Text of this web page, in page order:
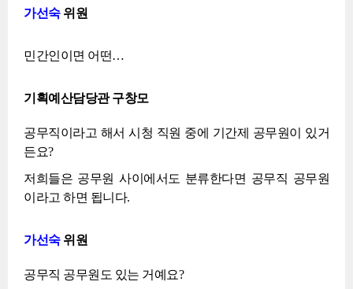
가선숙위원
민간인이면 어떤…
기획예산담당관 구창모
공무직이라고 해서 시청 직원 중에 기간제 공무원이 있거
든요?
저희들은 공무원 사이에서도 분류한다면 공무직 공무원
이라고 하면 됩니다.
가선숙위원
공무직 공무원도 있는 거예요?